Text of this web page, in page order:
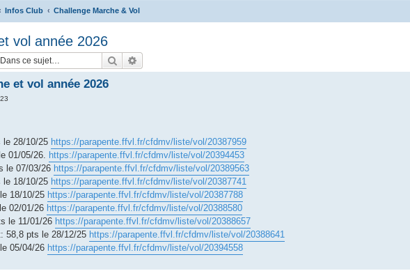
Infos Club Challenge Marche & Vol
vol année 2026
Rechercher
et vol année 2026
le 28/10/25 https://parapente.ffvl.fr/cfdmv/liste/vol/20387959
01/05/26.
https://parapente.ffvl.fr/cfdmv/liste/vol/20394453
le 07/03/26 https://parapente.ffvl.fr/cfdmv/liste/vol/20389563
le 18/10/25 https://parapente.ffvl.fr/cfdmv/liste/vol/20387741
18/10/25 https://parapente.ffvl.fr/cfdmv/liste/vol/20387788
02/01/26 https://parapente.ffvl.fr/cfdmv/liste/vol/20388580
le 11/01/26 https://parapente.ffvl.fr/cfdmv/liste/vol/20388657
58,8 pts le 28/12/25 https://parapente.ffvl.fr/cfdmv/liste/vol/20388641
05/04/26 https://parapente.ffvl.fr/cfdmv/liste/vol/20394558